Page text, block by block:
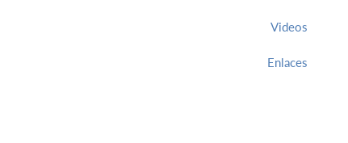
Videos
Enlaces